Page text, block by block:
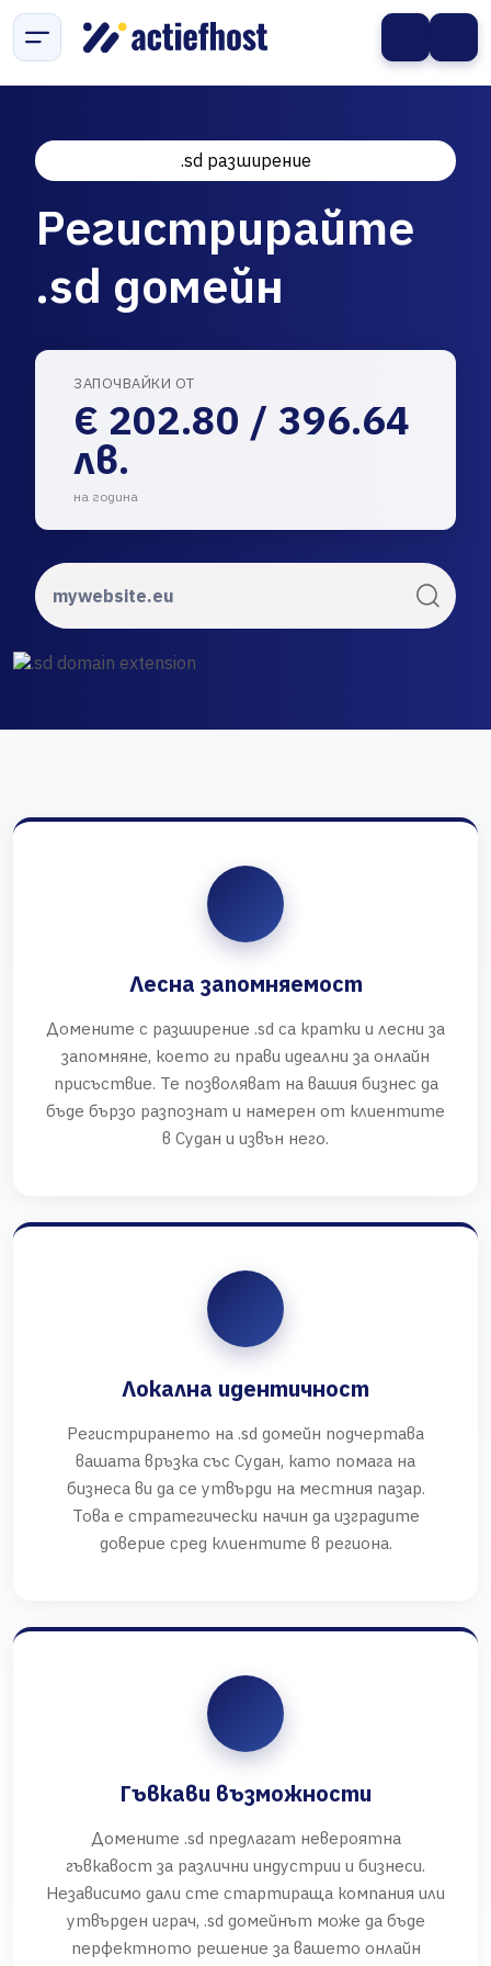
.sd разширение
Регистрирайте
.sd домейн
ЗАПОЧВАЙКИ ОТ
€ 202.80 / 396.64
лв.
на година
Лесна запомняемост
Домените с разширение .sd са кратки и лесни за
запомняне, което ги прави идеални за онлайн
присъствие. Те позволяват на вашия бизнес да
бъде бързо разпознат и намерен от клиентите
в Судан и извън него.
Локална идентичност
Регистрирането на .sd домейн подчертава
вашата връзка със Судан, като помага на
бизнеса ви да се утвърди на местния пазар.
Това е стратегически начин да изградите
доверие сред клиентите в региона.
Гъвкави възможности
Домените .sd предлагат невероятна
гъвкавост за различни индустрии и бизнеси.
Независимо дали сте стартираща компания или
утвърден играч, .sd домейнът може да бъде
перфектното решение за вашето онлайн